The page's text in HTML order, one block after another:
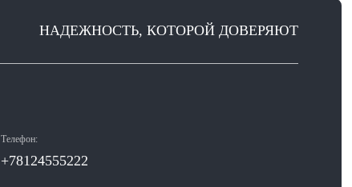
НАДЕЖНОСТЬ, КОТОРОЙ ДОВЕРЯЮТ
Телефон:
+78124555222